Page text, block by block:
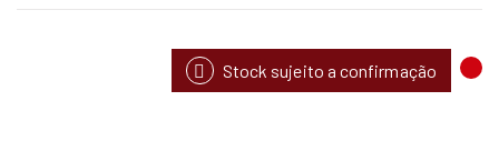
Stock sujeito a confirmação